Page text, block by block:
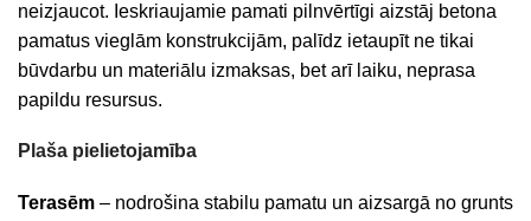
neizjaucot. Ieskriaujamie pamati pilnvērtīgi aizstāj betona
pamatus vieglām konstrukcijām, palīdz ietaupīt ne tikai
būvdarbu un materiālu izmaksas, bet arī laiku, neprasa
papildu resursus.
Plaša pielietojamība
Terasēm – nodrošina stabilu pamatu un aizsargā no grunts